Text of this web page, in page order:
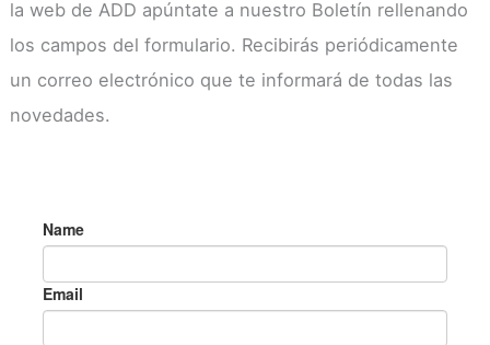
la web de ADD apúntate a nuestro Boletín rellenando
los campos del formulario. Recibirás periódicamente
un correo electrónico que te informará de todas las
novedades.